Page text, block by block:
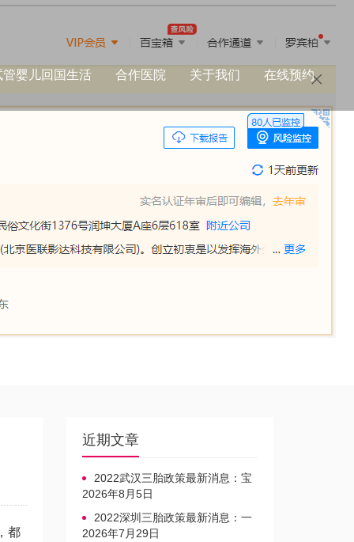
管婴儿回国生活 合作医院 关于我们 在线预约
都
近期文章
2022武汉三胎政策最新消息：宝
宝上户口不再罚款
2026年8月5日
2022深圳三胎政策最新消息：一
文读懂上户口是否罚款
2026年7月29日